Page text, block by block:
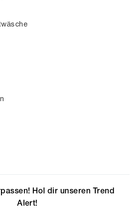
Hol dir unseren Trend
Alert!